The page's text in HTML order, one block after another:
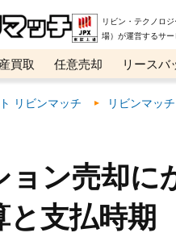
リビン・テクノロ
場）が運営するサ
買取 任意売却 リースバ
スト不動産カンパニー オ
リビンマッチ リビンマッ
ョン売却に
と支払時期